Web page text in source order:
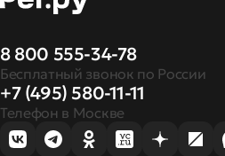
8 800 555-34-78
Бесплатный звонок по России
+7 (495) 580-11-11
Телефон в Москве